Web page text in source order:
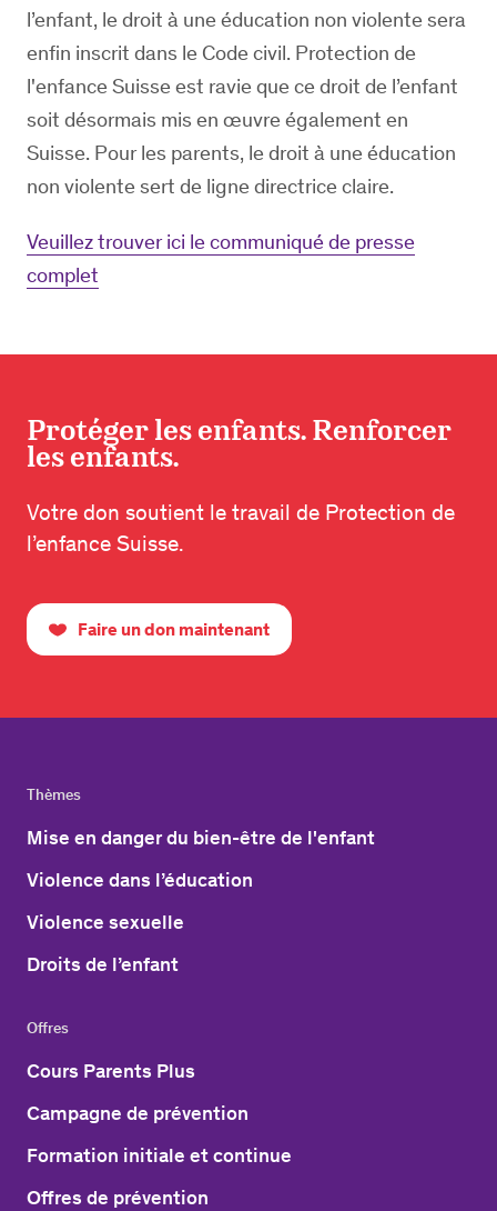
l’enfant, le droit à une éducation non violente sera
enfin inscrit dans le Code civil. Protection de
l'enfance Suisse est ravie que ce droit de l’enfant
soit désormais mis en œuvre également en
Suisse. Pour les parents, le droit à une éducation
non violente sert de ligne directrice claire.
Veuillez trouver ici le communiqué de presse
complet
Protéger les enfants. Renforcer
les enfants.
Votre don soutient le travail de Protection de
l’enfance Suisse.
Faire un don maintenant
Thèmes
Mise en danger du bien-être de l'enfant
Violence dans l’éducation
Violence sexuelle
Droits de l’enfant
Offres
Cours Parents Plus
Campagne de prévention
Formation initiale et continue
Offres de prévention